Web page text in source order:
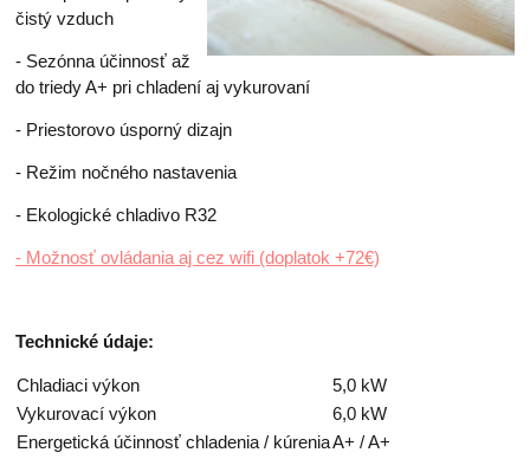
čistý vzduch
- Sezónna účinnosť až
do triedy A+ pri chladení aj vykurovaní
- Priestorovo úsporný dizajn
- Režim nočného nastavenia
- Ekologické chladivo R32
- Možnosť ovládania aj cez wifi (doplatok +72€)
Technické údaje:
Chladiaci výkon
5,0 kW
Vykurovací výkon
6,0 kW
Energetická účinnosť chladenia / kúreniaA+ / A+